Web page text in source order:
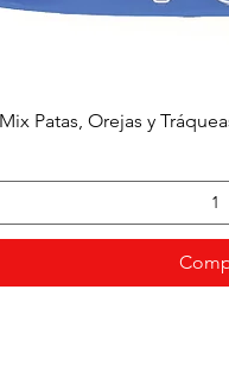
Vista
Patas, Orejas y